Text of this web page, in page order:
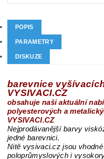
POPIS
PARAMETRY
DISKUZE
barevnice
VYSIVACI.CZ
obsahuje naši aktuální
polyesterových a
VYSIVACI.CZ
Nejprodávanější barvy
jedné barevnici.
Nitě vysivaci.cz jsou
poloprůmyslových i